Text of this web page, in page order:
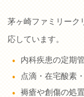
茅ヶ崎ファミリーク
応しています。
内科疾患の定期
点滴・在宅酸素
褥瘡や創傷の処